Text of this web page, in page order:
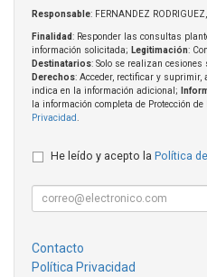
Responsable: FERNANDEZ
Finalidad: Responder las consultas
información solicitada; Legitimación:
Destinatarios: Solo se realizan
Derechos: Acceder, rectificar y suprimir,
indica en la información adicional;
la información completa de Protección
Privacidad
He leído y acepto la Política
Contacto
Política Privacidad